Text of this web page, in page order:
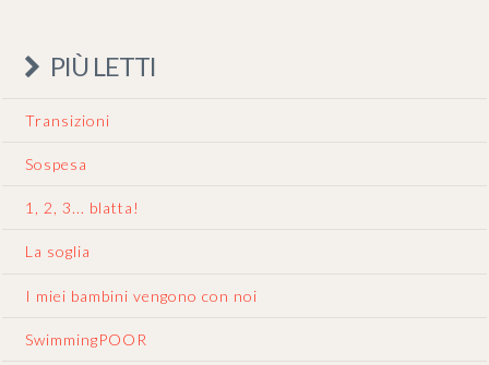
PIÙ LETTI
Transizioni
Sospesa
1, 2, 3... blatta!
La soglia
I miei bambini vengono con noi
SwimmingPOOR